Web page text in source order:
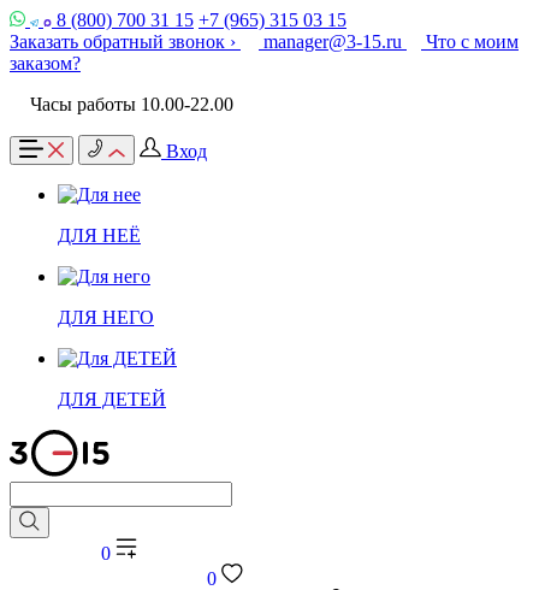
8 (800) 700 31 15 +7 (965) 315 03 15
Заказать обратный звонок ›
manager@3-15.ru
Что с моим
заказом?
Часы работы 10.00-22.00
Вход
ДЛЯ НЕЁ
ДЛЯ НЕГО
ДЛЯ ДЕТЕЙ
0
0